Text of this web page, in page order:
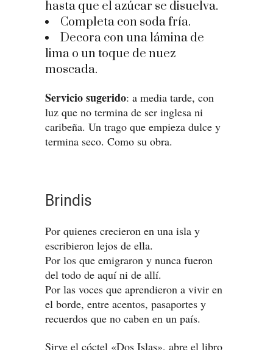
hasta que el azúcar se disuelva.
Completa con soda fría.
Decora con una lámina de
lima o un toque de nuez
moscada.
Servicio sugerido: a media tarde, con
luz que no termina de ser inglesa ni
caribeña. Un trago que empieza dulce y
termina seco. Como su obra.
Brindis
Por quienes crecieron en una isla y
escribieron lejos de ella.
Por los que emigraron y nunca fueron
del todo de aquí ni de allí.
Por las voces que aprendieron a vivir en
el borde, entre acentos, pasaportes y
recuerdos que no caben en un país.
Sirve el cóctel «Dos Islas», abre el libro